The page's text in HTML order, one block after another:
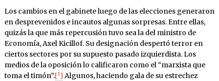
Los cambios en el gabinete luego de las elecciones generaron
en desprevenidos e incautos algunas sorpresas. Entre ellas,
quizás la que más repercusión tuvo sea la del ministro de
Economía, Axel Kicillof. Su designación despertó terror en
ciertos sectores por su supuesto pasado izquierdista. Los
medios de la oposición lo calificaron como el “marxista que
toma el timón”.[1] Algunos, haciendo gala de su estrechez